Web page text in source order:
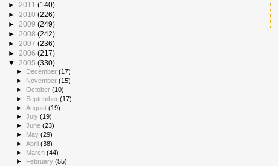
► 2011 (140)
► 2010 (226)
► 2009 (249)
► 2008 (242)
► 2007 (236)
► 2006 (217)
▼ 2005 (330)
► December(17)
►
November(15)
►October(10)
►September(17)
►August(19)
►July(19)
►June(23)
► May(29)
►April(38)
► March(44)
►
February(55)